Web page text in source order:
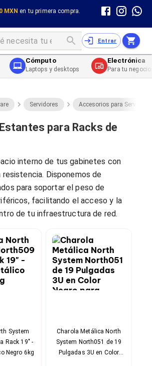
MXN en tu primera compra.
Entrar
Video AUX
Video VGA
RCA
Video Toslink
DVI
Cables
Cómputo
Laptops y desktops
Electrónica
Para tu
Servidores Accesorios para
para Racks de
interno de tus gabinetes con
Disponemos de
para soportar el peso de
facilitando el acceso y la
de tu infraestructura de red.
System
Rack 19" -
Negro 6kg
Charola Metálica North
System North051 de 19
Pulgadas 3U en Color